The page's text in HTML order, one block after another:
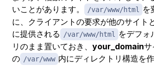
いことがあります。
/var/www/html
を
に、クライアントの要求が他のサイト
に提供される
/var/www/html
をデフォ
リのまま置いておき、 your_domainサ
の /var/www 内にディレクトリ構造を